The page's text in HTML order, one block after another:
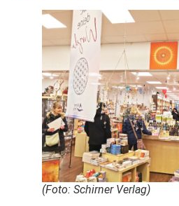
(Foto: Schirner Verlag)